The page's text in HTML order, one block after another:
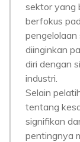
sektor yang
berfokus
pengelolaan
diinginkan
diri dengan
industri.
Selain
tentang
signifikan
pentingnya